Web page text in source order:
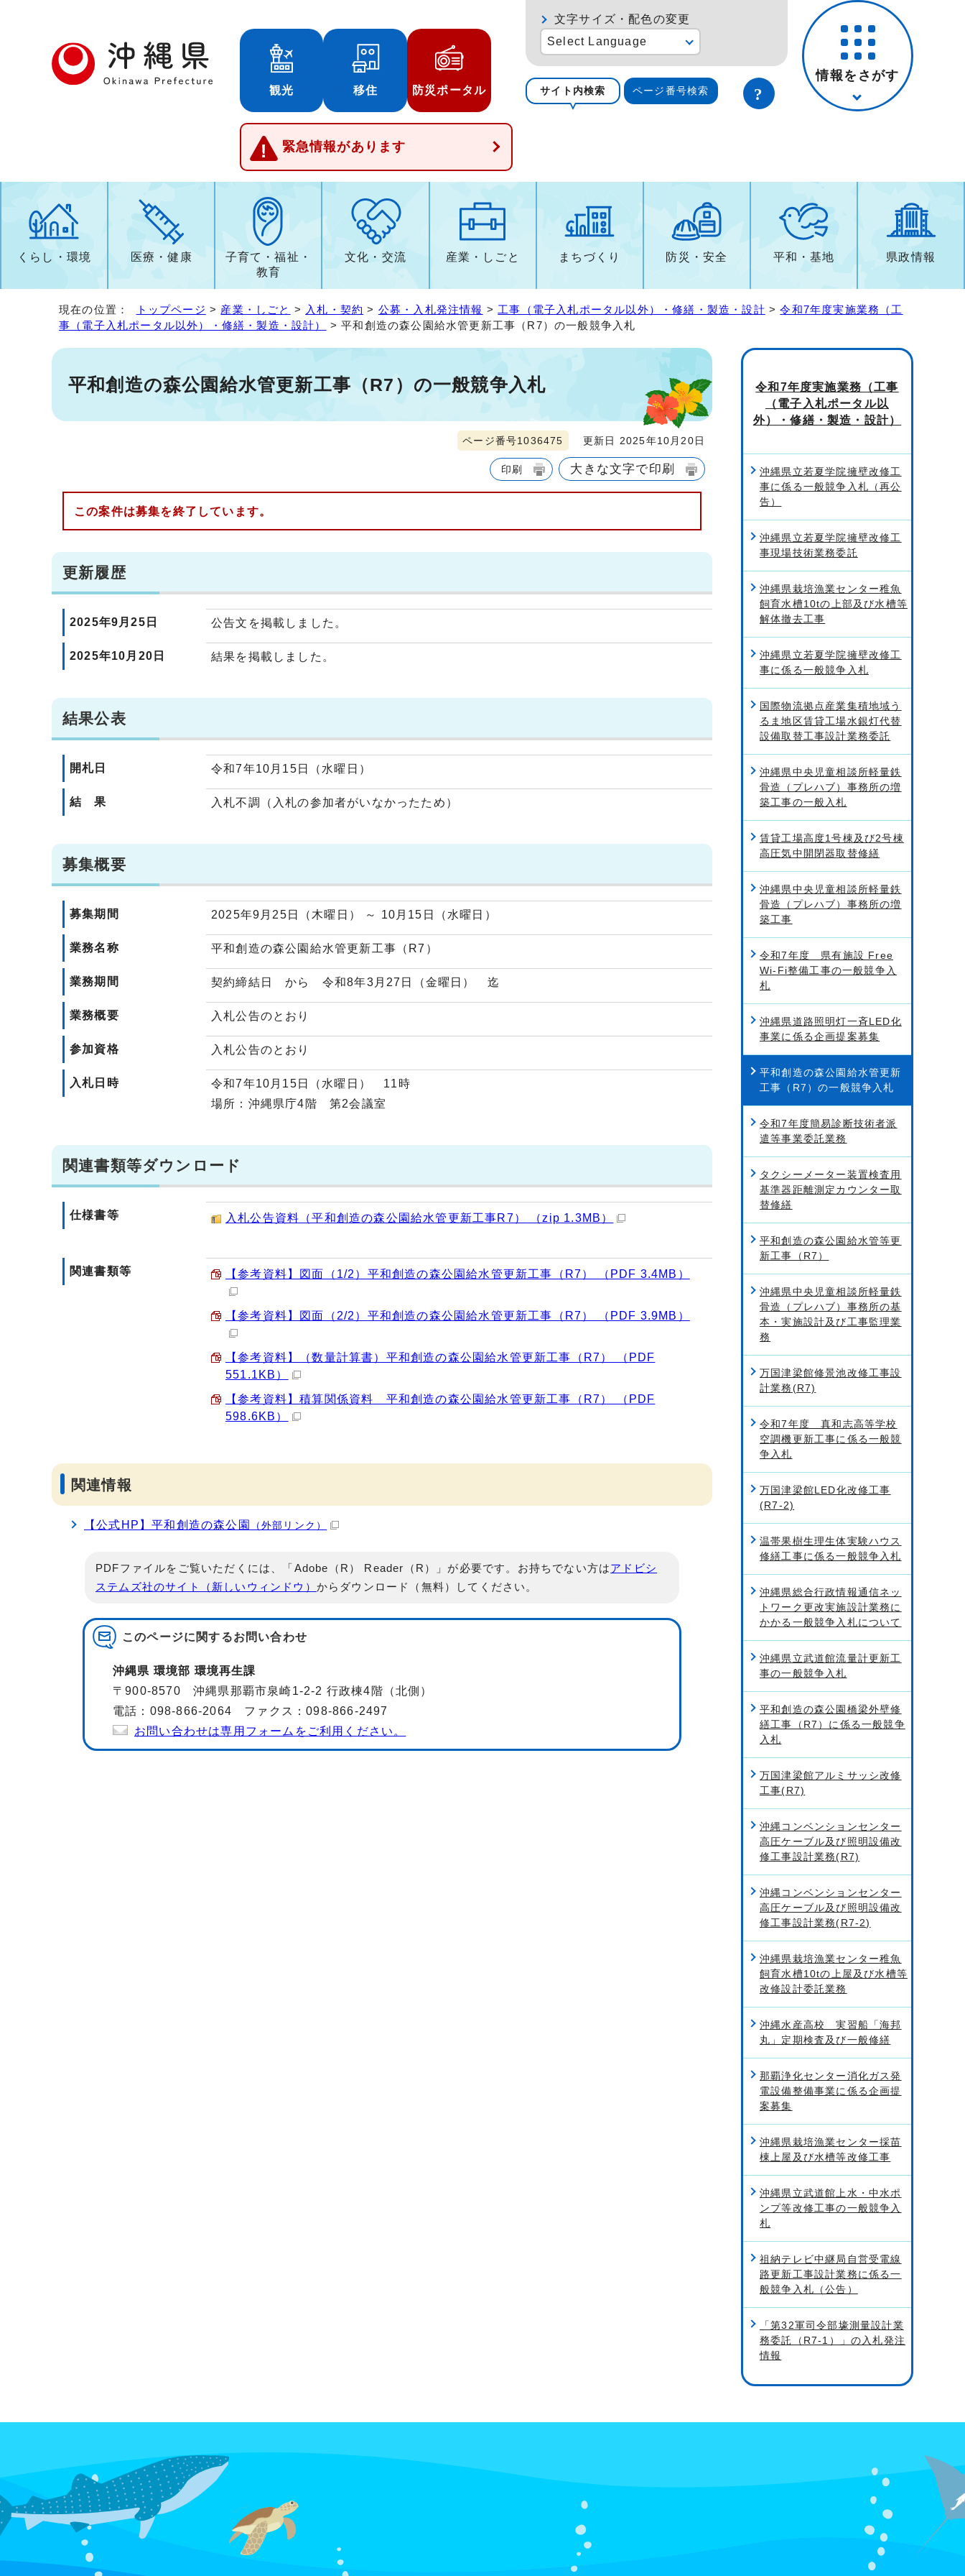
観光 移住 防災ポータル
緊急情報があります
文字サイズ・配色の変更
Select Language
サイト内検索 ページ番号検索
情報をさがす
くらし・環境 医療・健康
子育て・福祉・
教育
文化・交流 産業・しごと まちづくり 防災・安全 平和・基地 県政情報
現在の位置： トップページ > 産業・しごと > 入札・契約 > 公募・入札発注情報 > 工事（電子入札ポータル以外）・修繕・製造・設計 >令和7年度実施業務（工
事（電子入札ポータル以外）・修繕・製造・設計）
> 平和創造の森公園給水管更新工事（R7）の一般競争入札
平和創造の森公園給水管更新工事（R7）の一般競争入札
ページ番号1036475 更新日 2025年10月20日
印刷 大きな文字で印刷
この案件は募集を終了しています。
更新履歴
2025年9月25日 公告文を掲載しました。
2025年10月20日 結果を掲載しました。
結果公表
開札日 令和7年10月15日（水曜日）
結 果 入札不調（入札の参加者がいなかったため）
募集概要
募集期間 2025年9月25日（木曜日） ～ 10月15日（水曜日）
業務名称 平和創造の森公園給水管更新工事（R7）
業務期間 契約締結日 から 令和8年3月27日（金曜日） 迄
業務概要 入札公告のとおり
参加資格 入札公告のとおり
入札日時
令和7年10月15日（水曜日） 11時
場所：沖縄県庁4階 第2会議室
関連書類等ダウンロード
仕様書等 入札公告資料（平和創造の森公園給水管更新工事R7） （zip 1.3MB）
関連書類等 【参考資料】図面（1/2）平和創造の森公園給水管更新工事（R7） （PDF 3.4MB）
【参考資料】図面（2/2）平和創造の森公園給水管更新工事（R7） （PDF 3.9MB）
【参考資料】（数量計算書）平和創造の森公園給水管更新工事（R7） （PDF
551.1KB）
【参考資料】積算関係資料 平和創造の森公園給水管更新工事（R7） （PDF
598.6KB）
関連情報
【公式HP】平和創造の森公園 （外部リンク）
PDFファイルをご覧いただくには、「Adobe（R） Reader（R）」が必要です。お持ちでない方はアドビシ
ステムズ社のサイト（新しいウィンドウ） からダウンロード（無料）してください。
このページに関するお問い合わせ
沖縄県 環境部 環境再生課
〒900-8570 沖縄県那覇市泉崎1-2-2 行政棟4階（北側）
電話：098-866-2064 ファクス：098-866-2497
お問い合わせは専用フォームをご利用ください。
令和7年度実施業務（工事
（電子入札ポータル以
外）・修繕・製造・設計）
沖縄県立若夏学院擁壁改修工
事に係る一般競争入札（再公
告）
沖縄県立若夏学院擁壁改修工
事現場技術業務委託
沖縄県栽培漁業センター稚魚
飼育水槽10tの上部及び水槽等
解体撤去工事
沖縄県立若夏学院擁壁改修工
事に係る一般競争入札
国際物流拠点産業集積地域う
るま地区賃貸工場水銀灯代替
設備取替工事設計業務委託
沖縄県中央児童相談所軽量鉄
骨造（プレハブ）事務所の増
築工事の一般入札
賃貸工場高度1号棟及び2号棟
高圧気中開閉器取替修繕
沖縄県中央児童相談所軽量鉄
骨造（プレハブ）事務所の増
築工事
令和7年度 県有施設 Free
Wi-Fi整備工事の一般競争入
札
沖縄県道路照明灯一斉LED化
事業に係る企画提案募集
平和創造の森公園給水管更新
工事（R7）の一般競争入札
令和7年度簡易診断技術者派
遣等事業委託業務
タクシーメーター装置検査用
基準器距離測定カウンター取
替修繕
平和創造の森公園給水管等更
新工事（R7）
沖縄県中央児童相談所軽量鉄
骨造（プレハブ）事務所の基
本・実施設計及び工事監理業
務
万国津梁館修景池改修工事設
計業務(R7)
令和7年度 真和志高等学校
空調機更新工事に係る一般競
争入札
万国津梁館LED化改修工事
(R7-2)
温帯果樹生理生体実験ハウス
修繕工事に係る一般競争入札
沖縄県総合行政情報通信ネッ
トワーク更改実施設計業務に
かかる一般競争入札について
沖縄県立武道館流量計更新工
事の一般競争入札
平和創造の森公園橋梁外壁修
繕工事（R7）に係る一般競争
入札
万国津梁館アルミサッシ改修
工事(R7)
沖縄コンベンションセンター
高圧ケーブル及び照明設備改
修工事設計業務(R7)
沖縄コンベンションセンター
高圧ケーブル及び照明設備改
修工事設計業務(R7-2)
沖縄県栽培漁業センター稚魚
飼育水槽10tの上屋及び水槽等
改修設計委託業務
沖縄水産高校 実習船「海邦
丸」定期検査及び一般修繕
那覇浄化センター消化ガス発
電設備整備事業に係る企画提
案募集
沖縄県栽培漁業センター採苗
棟上屋及び水槽等改修工事
沖縄県立武道館上水・中水ポ
ンプ等改修工事の一般競争入
札
祖納テレビ中継局自営受電線
路更新工事設計業務に係る一
般競争入札（公告）
「第32軍司令部壕測量設計業
務委託（R7-1）」の入札発注
情報